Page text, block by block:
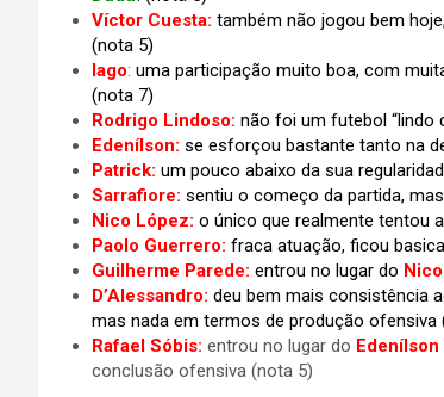
Víctor Cuesta: também não jogou bem
(nota 5)
Iago: uma participação muito boa, com
(nota 7)
Rodrigo Lindoso: não foi um futebol “lindo
Edenílson: se esforçou bastante tanto na
Patrick: um pouco abaixo da sua
Sarrafiore: sentiu o começo da partida,
Nico López: o único que realmente tentou
Paolo Guerrero: fraca atuação, ficou
Guilherme Parede: entrou no lugar do
D’Alessandro: deu bem mais consistência
mas nada em termos de produção ofensiva
Rafael Sóbis: entrou no lugar do Edenílson
conclusão ofensiva (nota 5)